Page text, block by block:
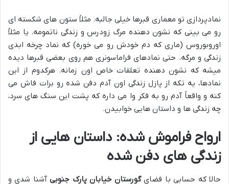
نمادپردازی تو معماری قبرها خیلی جالبه. مثلاً ستون های شکسته ای
رو می بینی که نشون دهنده مرگ زودرس و زندگی ناتمومه. یا مثلاً
اوروبوروس (ماری که دم خودش رو می خوره) که نماد چرخه ابدی
زندگی و مرگه. حتی نمادهای فراماسونری هم روی بعضی قبرها دیده
میشه که نشون دهنده تعلقات خاص اون زمانه. هرکدوم از این
نمادها، یه تکه از پازل زندگی اون آدم دفن شده رو برات فاش می
کنه و واقعاً آدم رو به فکر وا می داره که پشت این سنگ های سرد،
چه زندگی ها و داستان هایی خوابیدن.
ارواح فراموش شده: داستان هایی از
زندگی های دفن شده
حالا که حسابی با فضایگورستان خیابان پارک جنوبیآشنا شدی و